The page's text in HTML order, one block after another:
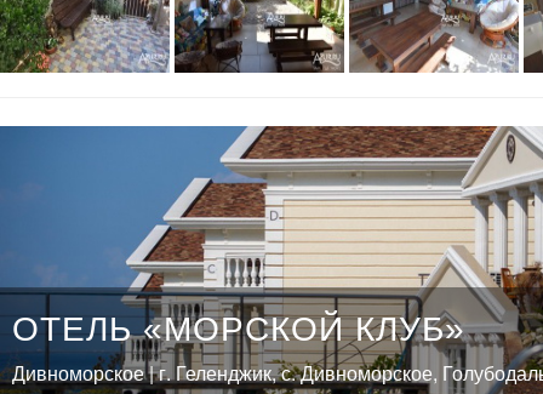
ОТЕЛЬ «МОРСКОЙ КЛУБ»
Дивноморское | г. Геленджик, с. Дивноморское,